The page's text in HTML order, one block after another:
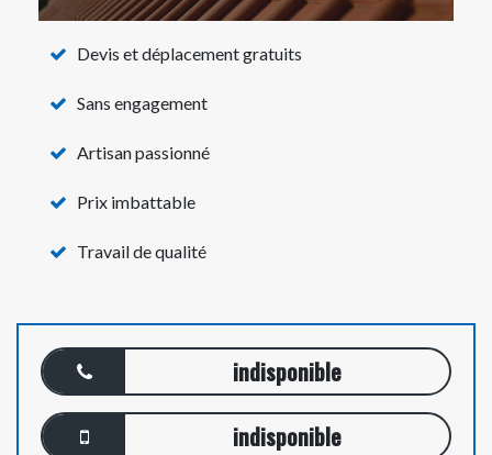
Devis et déplacement gratuits
Sans engagement
Artisan passionné
Prix imbattable
Travail de qualité
indisponible
indisponible